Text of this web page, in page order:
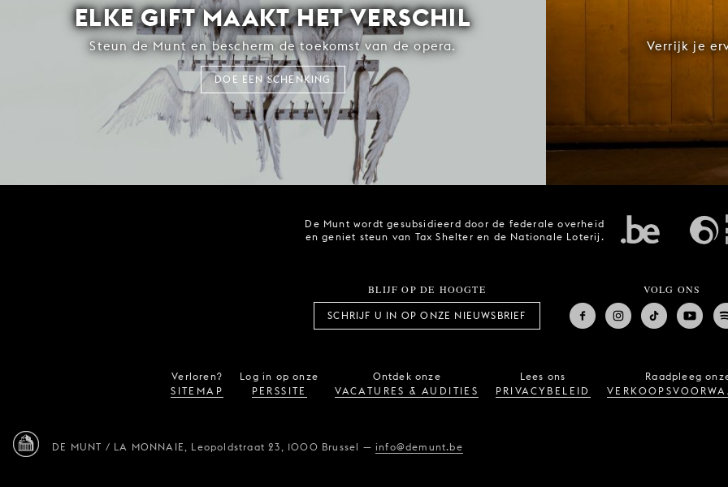
ELKE GIFT MAAKT HET VERSCHIL
Steun de Munt en bescherm de toekomst van de opera.
DOE EEN SCHENKING
Verrijk je
De Munt wordt gesubsidieerd door de federale overheid
en geniet steun van Tax Shelter en de Nationale Loterij.
BLIJF OP DE HOOGTE
SCHRIJF U IN OP ONZE NIEUWSBRIEF
VOLG ONS
Verloren?
SITEMAP
Log in op onze
PERSSITE
Ontdek onze
VACATURES & AUDITIES
Lees ons
PRIVACYBELEID
Raadpleeg
DE MUNT / LA MONNAIE, Leopoldstraat 23, 1000 Brussel —info@demunt.be